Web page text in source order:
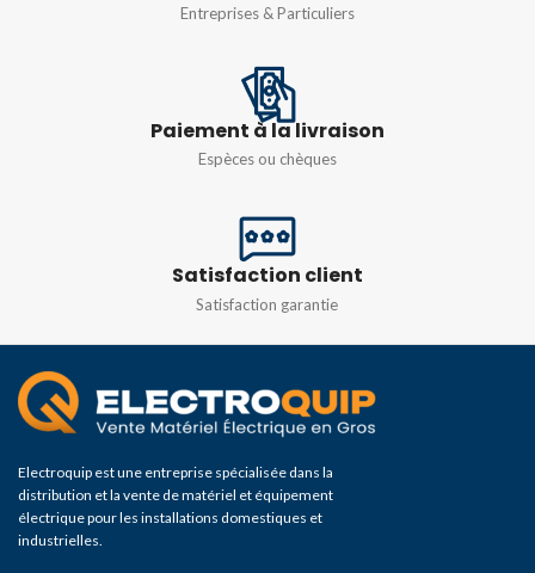
Entreprises & Particuliers
Paiement à la livraison
Espèces ou chèques
Satisfaction client
Satisfaction garantie
Electroquip est une entreprise spécialisée dans la
distribution et la vente de matériel et équipement
électrique pour les installations domestiques et
industrielles.